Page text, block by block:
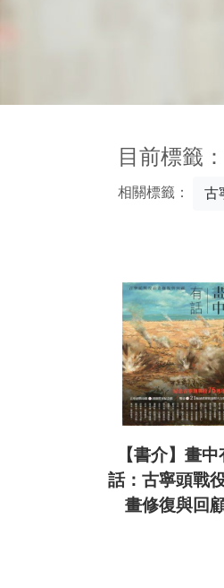
目前標籤
相關標籤： 古
【書介】畫中
話：古寧頭戰
畫修復與回